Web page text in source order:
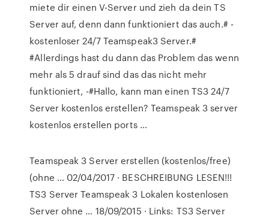
miete dir einen V-Server und zieh da dein TS
Server auf, denn dann funktioniert das auch.# -
kostenloser 24/7 Teamspeak3 Server.#
#Allerdings hast du dann das Problem das wenn
mehr als 5 drauf sind das das nicht mehr
funktioniert, -#Hallo, kann man einen TS3 24/7
Server kostenlos erstellen? Teamspeak 3 server
kostenlos erstellen ports …
Teamspeak 3 Server erstellen (kostenlos/free)
(ohne … 02/04/2017 · BESCHREIBUNG LESEN!!!
TS3 Server Teamspeak 3 Lokalen kostenlosen
Server ohne … 18/09/2015 · Links: TS3 Server